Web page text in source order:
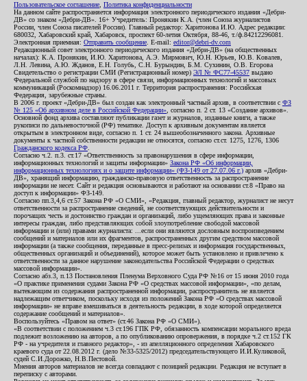
Пользовательское соглашение Политика конфиденциальности
На данном сайте распространяется информация электронного периодического издания «Дебри-
ДВ» со знаком «Дебри-ДВ». 16+ Учредитель: Пронякин К.А. (член Союза журналистов
России, член Союза писателей России). Главный редактор: Харитонова И.Ю. Адрес редакции:
680032, Хабаровский край, Хабаровск, проспект 60-летия Октября, 88-46, т./ф.84212296081.
Электронная приемная: Отправить сообщение . E-mail: editor@debri-dv.com
Редакционный совет электронного периодического издания «Дебри-ДВ» (на общественных
началах): К.А. Пронякин, И.Ю. Харитонова, А.Э. Мирмович, Ю.Н. Юрьев, Ю.В. Ковалев,
Л.Н. Левина, А.Ю. Жданов, Е.Н. Голубь, С.Н. Бурындин, Б.М. Сухинин, О.В. Егорова
Свидетельство о регистрации СМИ (Регистрационный номер) ЭЛ № ФС77-45537 выдано
Федеральной службой по надзору в сфере связи, информационных технологий и массовых
коммуникаций (Роскомнадзор) 16.06.2011 г. Территория распространения: Российская
Федерация, зарубежные страны.
В 2006 г. проект «Дебри-ДВ» был создан как электронный частный архив, в соответствии с ФЗ
№ 125 «Об архивном деле в Российской Федерации» , согласно п. 2 ст. 13 «Создание архивов».
Основной фонд архива составляют публикации газет и журналов, изданные книги, а также
рукописи по дальневосточной (РФ) тематике. Доступ к архивным документам является
открытым в электронном виде, согласно п. 1 ст. 24 вышеобозначенного закона. Архивные
документы к частной собственности редакции не относятся, согласно ст.ст. 1275, 1276, 1306
Гражданского кодекса РФ
Согласно ч.2. п.3. ст.17 «Ответственность за правонарушения в сфере информации,
информационных технологий и защиты информации» Закона РФ «Об информации,
информационных технологиях и о защите информации» (ФЗ-149 от 27.07.06 г.) архив «Дебри-
ДВ», хранящий информацию, гражданско-правовую ответственность за распространение
информации не несет. Сайт и редакция основываются и работают на основании ст.8 «Право на
доступ к информации» ФЗ-149.
Согласно пп.3,4,6 ст.57 Закона РФ «О СМИ», «Редакция, главный редактор, журналист не несут
ответственности за распространение сведений, не соответствующих действительности и
порочащих честь и достоинство граждан и организаций, либо ущемляющих права и законные
интересы граждан, либо представляющих собой злоупотребление свободой массовой
информации и (или) правами журналиста: ...если они являются дословным воспроизведением
сообщений и материалов или их фрагментов, распространенных другим средством массовой
информации (а также сообщения, переданные в пресс-релизах и информация государственных,
общественных организаций и объединений), которое может быть установлено и привлечено к
ответственности за данное нарушение законодательства Российской Федерации о средствах
массовой информации».
Согласно абз.3, п.13 Постановления Пленума Верховного Суда РФ №16 от 15 июня 2010 года
«О практике применения судами Закона РФ «О средствах массовой информации», «по делам,
вытекающим из содержания распространенной информации, распространитель не является
надлежащим ответчиком, поскольку исходя из положений Закона РФ «О средствах массовой
информации» не вправе вмешиваться в деятельность редакции, в ходе которой определяется
содержание сообщений и материалов».
Воспользуйтесь «Правом на ответ» (ст.46 Закона РФ «О СМИ»).
«В соответствии с положением ч.3 ст.196 ГПК РФ, обязанность компенсации морального вреда
подлежит возложению на авторов, а по опубликованию опровержения, в порядке ч.2 ст.152 ГК
РФ - на учредителя и главного редактор», - из апелляционного определения Хабаровского
краевого суда от 22.08.2012 г. (дело №33-5325/2012) председательствующего И.И.Куликовой,
судей С.И.Дорожко, Н.В.Пестовой.
Мнения авторов материалов не всегда совпадают с позицией редакции. Редакция не вступает в
переписку с авторами.